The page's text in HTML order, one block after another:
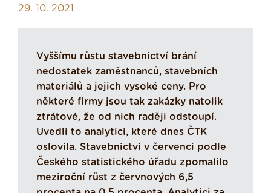
29. 10. 2021
Vyššímu růstu stavebnictví brání
nedostatek zaměstnanců, stavebních
materiálů a jejich vysoké ceny. Pro
některé firmy jsou tak zakázky natolik
ztrátové, že od nich raději odstoupí.
Uvedli to analytici, které dnes ČTK
oslovila. Stavebnictví v červenci podle
Českého statistického úřadu zpomalilo
meziroční růst z červnových 6,5